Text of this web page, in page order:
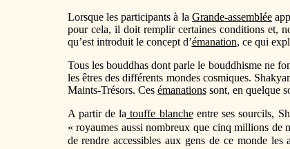
Lorsque les participants à laGrande-assemblée
pour cela, il doit remplir certaines conditions et,
qu’est introduit le concept d’émanation, ce qui
Tous les bouddhas dont parle le bouddhisme ne
les êtres des différents mondes cosmiques.
Maints-Trésors. Ces émanationssont, en quelque
A partir de la touffe blancheentre ses sourcils,
« royaumes aussi nombreux que cinq millions de
de rendre accessibles aux gens de ce monde les